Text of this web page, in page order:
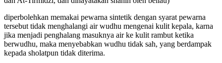
diperbolehkan memakai pewarna sintetik dengan syarat pewarna
tersebut tidak menghalangi air wudhu mengenai kulit kepala, karna
jika menjadi penghalang masuknya air ke kulit rambut ketika
berwudhu, maka menyebabkan wudhu tidak sah, yang berdampak
kepada sholatpun tidak diterima.